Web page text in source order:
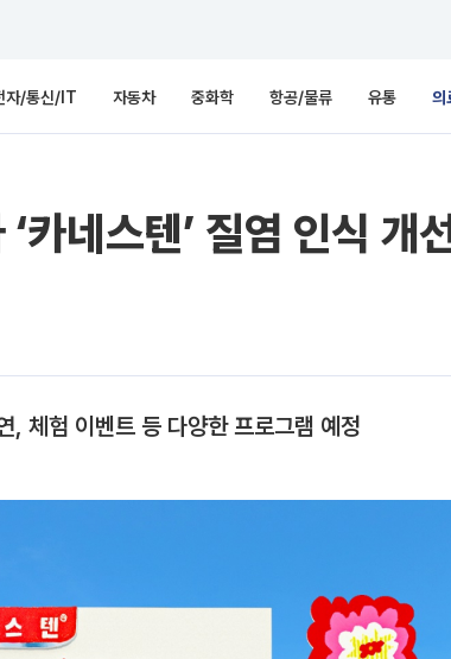
자/통신/IT 자동차 중화학 항공/물류 유통 의
카네스텐’ 질염 인식 개
, 체험 이벤트 등 다양한 프로그램 예정